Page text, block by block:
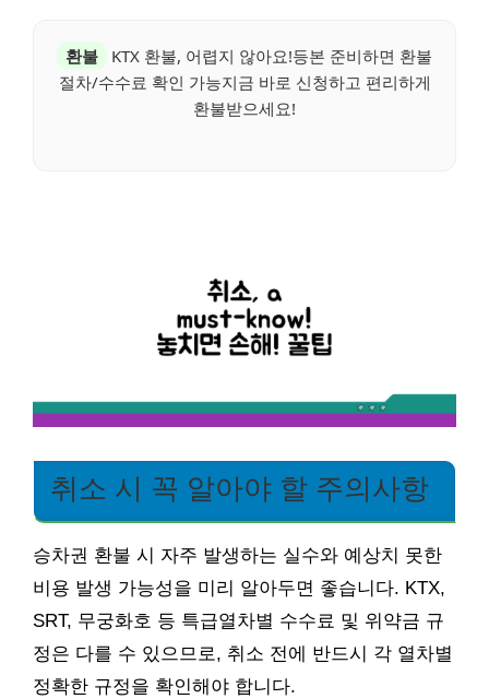
환불
KTX 환불, 어렵지 않아요!등본 준비하면 환불
절차/수수료 확인 가능지금 바로 신청하고 편리하게
환불받으세요!
취소 시 꼭 알아야 할 주의사항
승차권 환불 시 자주 발생하는 실수와 예상치 못한
비용 발생 가능성을 미리 알아두면 좋습니다. KTX,
SRT, 무궁화호 등 특급열차별 수수료 및 위약금 규
정은 다를 수 있으므로, 취소 전에 반드시 각 열차별
정확한 규정을 확인해야 합니다.